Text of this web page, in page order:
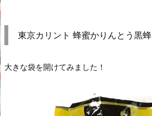
東京カリント 蜂蜜かりんとう黒蜂
大きな袋を開けてみました！